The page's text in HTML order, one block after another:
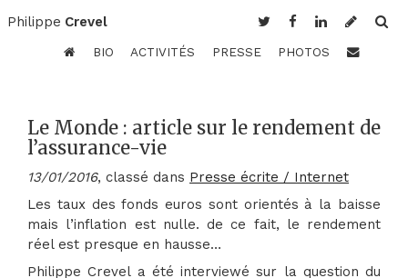
Philippe Crevel
BIO ACTIVITÉS PRESSE PHOTOS
Le Monde : article sur le rendement de
l’assurance-vie
13/01/2016, classé dans Presse écrite / Internet
Les taux des fonds euros sont orientés à la baisse
mais l’inflation est nulle. de ce fait, le rendement
réel est presque en hausse…
Philippe Crevel a été interviewé sur la question du